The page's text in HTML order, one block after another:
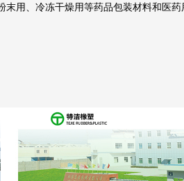
用、冷冻干燥用等药品包装材料和医